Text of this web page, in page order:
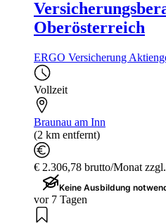
Oberösterreich
ERGO Versicherung
Vollzeit
Braunau am Inn
(2 km entfernt)
€ 2.306,78 brutto/Monat
Keine Ausbildung
vor 7 Tagen